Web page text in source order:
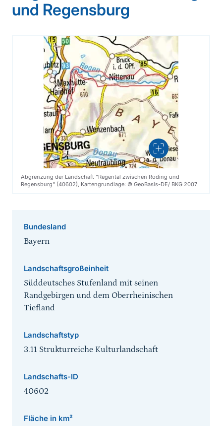
und Regensburg
Vergrößern
Abgrenzung der Landschaft "Regental zwischen Roding und
Regensburg" (40602), Kartengrundlage: © GeoBasis-DE/ BKG 2007
Bundesland
Bayern
Landschaftsgroßeinheit
Süddeutsches Stufenland mit seinen
Randgebirgen und dem Oberrheinischen
Tiefland
Landschaftstyp
3.11 Strukturreiche Kulturlandschaft
Landschafts-ID
40602
Fläche in km²